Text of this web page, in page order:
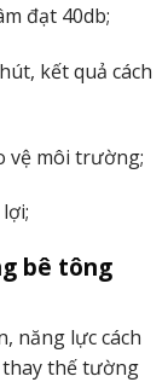
đạt 40db;
kết quả cách
vệ môi trường;
bê tông
năng lực cách
thay thế tường